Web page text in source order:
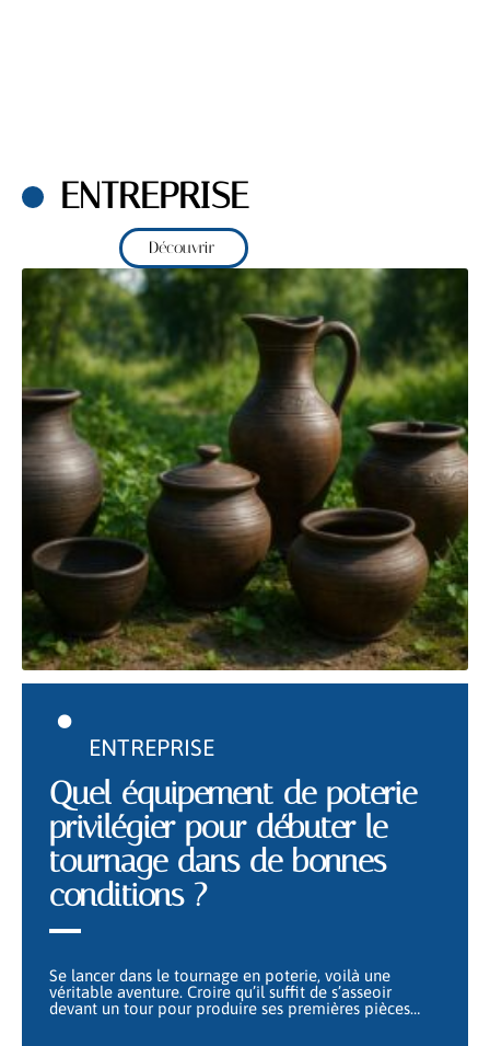
ENTREPRISE
Découvrir
ENTREPRISE
Quel équipement de poterie
privilégier pour débuter le
tournage dans de bonnes
conditions ?
Se lancer dans le tournage en poterie, voilà une
véritable aventure. Croire qu’il suffit de s’asseoir
devant un tour pour produire ses premières pièces…